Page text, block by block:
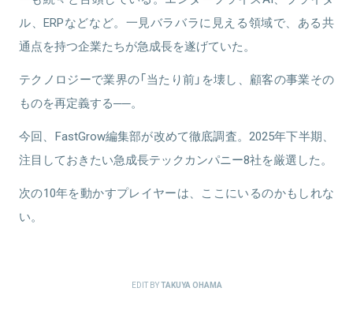
ル、ERPなどなど。一見バラバラに見える領域で、ある共
通点を持つ企業たちが急成長を遂げていた。
テクノロジーで業界の「当たり前」を壊し、顧客の事業その
ものを再定義する──。
今回、FastGrow編集部が改めて徹底調査。2025年下半期、
注目しておきたい急成長テックカンパニー8社を厳選した。
次の10年を動かすプレイヤーは、ここにいるのかもしれな
い。
EDIT BYTAKUYA OHAMA